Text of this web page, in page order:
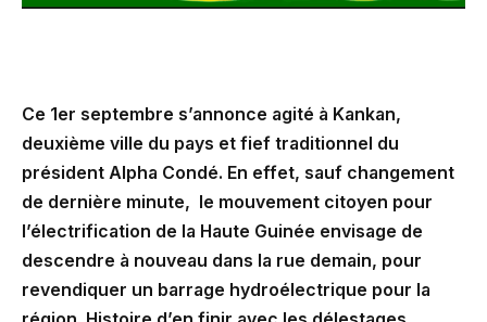
Ce 1er septembre s’annonce agité à Kankan,
deuxième ville du pays et fief traditionnel du
président Alpha Condé. En effet, sauf changement
de dernière minute, le mouvement citoyen pour
l’électrification de la Haute Guinée envisage de
descendre à nouveau dans la rue demain, pour
revendiquer un barrage hydroélectrique pour la